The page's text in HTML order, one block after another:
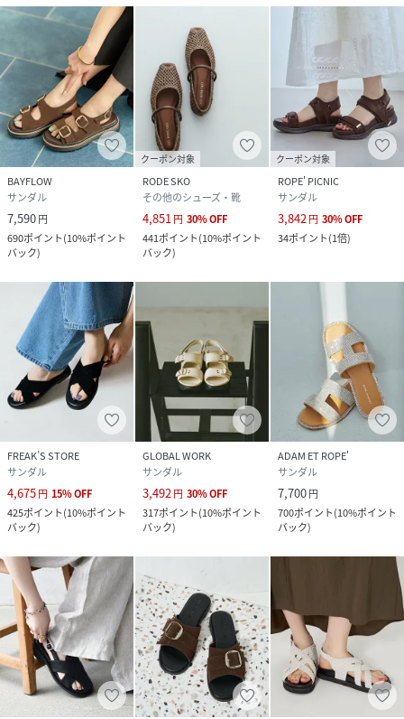
BAYFLOW
サンダル
7,590円
690ポイント(10%ポイント
バック)
クーポン対象
RODE SKO
その他のシューズ・靴
4,851 円 30%OFF
441ポイント(10%ポイント
バック)
クーポン対象
ROPE' PICNIC
サンダル
3,842 円 30%OFF
34ポイント(1倍)
FREAK’S STORE
サンダル
4,675円 15%OFF
425ポイント(10%ポイント
バック)
GLOBAL WORK
サンダル
3,492円 30%OFF
317ポイント(10%ポイント
バック)
ADAM ET ROPE'
サンダル
7,700円
700ポイント(10%ポイント
バック)